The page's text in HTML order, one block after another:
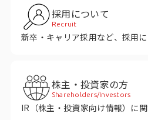
施策実行に関する課題
モニタリング／フォローに関す
事例紹介
採用について
Recruit
新卒・キャリア採用など、採用
株主・投資家の方
Shareholders/Investors
IR（株主・投資家向け情報）に